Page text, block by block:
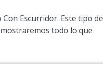
Escurridor. Este tipo de
todo lo que